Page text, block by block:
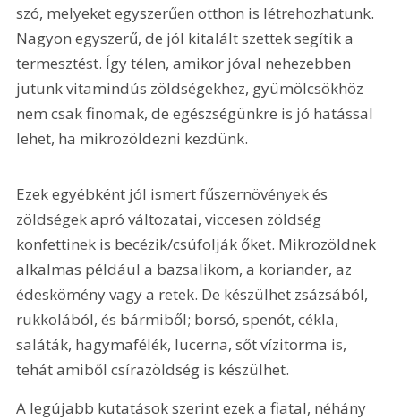
szó, melyeket egyszerűen otthon is létrehozhatunk.
Nagyon egyszerű, de jól kitalált szettek segítik a
termesztést. Így télen, amikor jóval nehezebben
jutunk vitamindús zöldségekhez, gyümölcsökhöz
nem csak finomak, de egészségünkre is jó hatással
lehet, ha mikrozöldezni kezdünk.
Ezek egyébként jól ismert fűszernövények és
zöldségek apró változatai, viccesen zöldség
konfettinek is becézik/csúfolják őket. Mikrozöldnek
alkalmas például a bazsalikom, a koriander, az
édeskömény vagy a retek. De készülhet zsázsából,
rukkolából, és bármiből; borsó, spenót, cékla,
saláták, hagymafélék, lucerna, sőt vízitorma is,
tehát amiből csírazöldség is készülhet.
A legújabb kutatások szerint ezek a fiatal, néhány